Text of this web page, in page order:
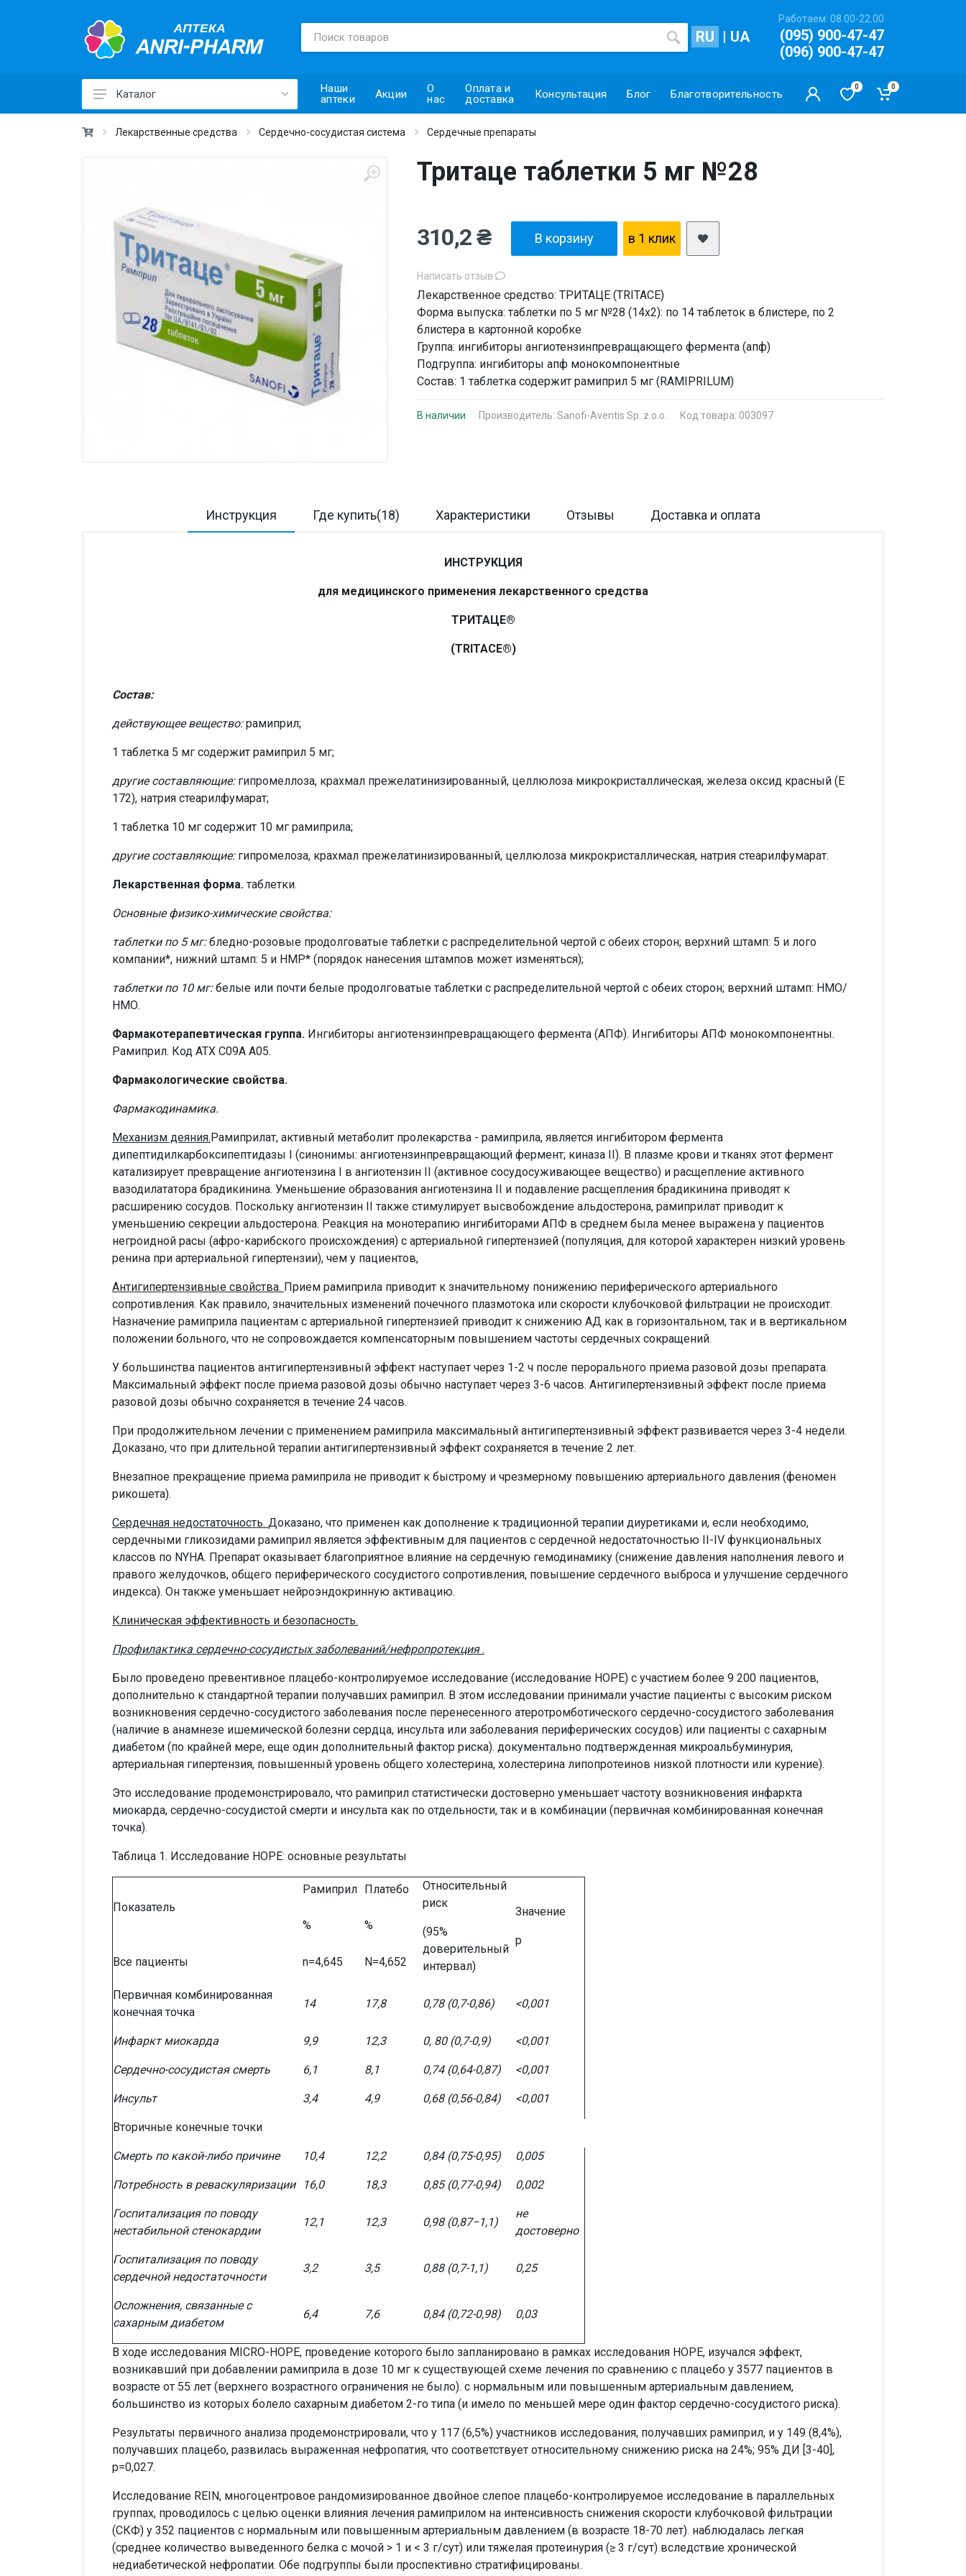
RU | UA
Работаем: 08.00-22.00
(095) 900-47-47
(096) 900-47-47
Каталог
Лекарственные средства ›
Красота и уход ›
Витамины и добавки ›
Ежедневная гигиена ›
Для детей и мам ›
Товары для дома ›
Косметика CODERMA KIDS
Наши
аптеки
Акции
О
нас
Оплата и
доставка
Консультация Блог Благотворительность
0 0
Лекарственные средства Сердечно-сосудистая система Сердечные препараты
Тритаце таблетки 5 мг №28
Написать отзыв
Лекарственное средство: ТРИТАЦЕ (TRITACE)
Форма выпуска: таблетки по 5 мг №28 (14х2): по 14 таблеток в блистере, по 2
блистера в картонной коробке
Группа: ингибиторы ангиотензинпревращающего фермента (апф)
Подгруппа: ингибиторы апф монокомпонентные
Состав: 1 таблетка содержит рамиприл 5 мг (RAMIPRILUM)
В наличии Производитель:Sanofi-Aventis Sp. z o.o. Код товара: 003097
310,2 ₴ В корзину в 1 клик
Инструкция Где купить(18) Характеристики Отзывы Доставка и оплата
ИНСТРУКЦИЯ
для медицинского применения лекарственного средства
ТРИТАЦЕ®
(TRITACE®)
Состав:
действующее вещество:рамиприл;
1 таблетка 5 мг содержит рамиприл 5 мг;
другие составляющие:гипромеллоза, крахмал прежелатинизированный, целлюлоза микрокристаллическая, железа оксид красный (Е
172), натрия стеарилфумарат;
1 таблетка 10 мг содержит 10 мг рамиприла;
другие составляющие:гипромелоза, крахмал прежелатинизированный, целлюлоза микрокристаллическая, натрия стеарилфумарат.
Лекарственная форма. таблетки.
Основные физико-химические свойства:
таблетки по 5 мг:бледно-розовые продолговатые таблетки с распределительной чертой с обеих сторон; верхний штамп: 5 и лого
компании*, нижний штамп: 5 и HMP* (порядок нанесения штампов может изменяться);
таблетки по 10 мг:белые или почти белые продолговатые таблетки с распределительной чертой с обеих сторон; верхний штамп: НМО/
НМО.
Фармакотерапевтическая группа. Ингибиторы ангиотензинпревращающего фермента (АПФ). Ингибиторы АПФ монокомпонентны.
Рамиприл. Код АТХ С09А А05.
Фармакологические свойства.
Фармакодинамика.
Механизм деяния. Рамиприлат, активный метаболит пролекарства - рамиприла, является ингибитором фермента
дипептидилкарбоксипептидазы I (синонимы: ангиотензинпревращающий фермент; киназа II). В плазме крови и тканях этот фермент
катализирует превращение ангиотензина I в ангиотензин II (активное сосудосуживающее вещество) и расщепление активного
вазодилататора брадикинина. Уменьшение образования ангиотензина II и подавление расщепления брадикинина приводят к
расширению сосудов. Поскольку ангиотензин II также стимулирует высвобождение альдостерона, рамиприлат приводит к
уменьшению секреции альдостерона. Реакция на монотерапию ингибиторами АПФ в среднем была менее выражена у пациентов
негроидной расы (афро-карибского происхождения) с артериальной гипертензией (популяция, для которой характерен низкий уровень
ренина при артериальной гипертензии), чем у пациентов,
Антигипертензивные свойства. Прием рамиприла приводит к значительному понижению периферического артериального
сопротивления. Как правило, значительных изменений почечного плазмотока или скорости клубочковой фильтрации не происходит.
Назначение рамиприла пациентам с артериальной гипертензией приводит к снижению АД как в горизонтальном, так и в вертикальном
положении больного, что не сопровождается компенсаторным повышением частоты сердечных сокращений.
У большинства пациентов антигипертензивный эффект наступает через 1-2 ч после перорального приема разовой дозы препарата.
Максимальный эффект после приема разовой дозы обычно наступает через 3-6 часов. Антигипертензивный эффект после приема
разовой дозы обычно сохраняется в течение 24 часов.
При продолжительном лечении с применением рамиприла максимальный антигипертензивный эффект развивается через 3-4 недели.
Доказано, что при длительной терапии антигипертензивный эффект сохраняется в течение 2 лет.
Внезапное прекращение приема рамиприла не приводит к быстрому и чрезмерному повышению артериального давления (феномен
рикошета).
Сердечная недостаточность. Доказано, что применен как дополнение к традиционной терапии диуретиками и, если необходимо,
сердечными гликозидами рамиприл является эффективным для пациентов с сердечной недостаточностью II-IV функциональных
классов по NYHA. Препарат оказывает благоприятное влияние на сердечную гемодинамику (снижение давления наполнения левого и
правого желудочков, общего периферического сосудистого сопротивления, повышение сердечного выброса и улучшение сердечного
индекса). Он также уменьшает нейроэндокринную активацию.
Клиническая эффективность и безопасность.
Профилактика сердечно-сосудистых заболеваний/нефропротекция.
Было проведено превентивное плацебо-контролируемое исследование (исследование HOPE) с участием более 9 200 пациентов,
дополнительно к стандартной терапии получавших рамиприл. В этом исследовании принимали участие пациенты с высоким риском
возникновения сердечно-сосудистого заболевания после перенесенного атеротромботического сердечно-сосудистого заболевания
(наличие в анамнезе ишемической болезни сердца, инсульта или заболевания периферических сосудов) или пациенты с сахарным
диабетом (по крайней мере, еще один дополнительный фактор риска). документально подтвержденная микроальбуминурия,
артериальная гипертензия, повышенный уровень общего холестерина, холестерина липопротеинов низкой плотности или курение).
Это исследование продемонстрировало, что рамиприл статистически достоверно уменьшает частоту возникновения инфаркта
миокарда, сердечно-сосудистой смерти и инсульта как по отдельности, так и в комбинации (первичная комбинированная конечная
точка).
Таблица 1. Исследование HOPE: основные результаты
Показатель
Рамиприл Платебо
Относительный
риск
(95%
доверительный
интервал)
Значение
p
% %
Все пациенты n=4,645 N=4,652
Первичная комбинированная
конечная точка
14 17,8 0,78 (0,7-0,86) <0,001
Инфаркт миокарда 9,9 12,3 0, 80 (0,7-0,9) <0,001
Сердечно-сосудистая смерть 6,1 8,1 0,74 (0,64-0,87) <0,001
Инсульт 3,4 4,9 0,68 (0,56-0,84) <0,001
Вторичные конечные точки
Смерть по какой-либо причине 10,4 12,2 0,84 (0,75-0,95) 0,005
Потребность в реваскуляризации 16,0 18,3 0,85 (0,77-0,94) 0,002
Госпитализация по поводу
нестабильной стенокардии
12,1 12,3 0,98 (0,87−1,1)
не
достоверно
Госпитализация по поводу
сердечной недостаточности
3,2 3,5 0,88 (0,7-1,1) 0,25
Осложнения, связанные с
сахарным диабетом
6,4 7,6 0,84 (0,72-0,98) 0,03
В ходе исследования MICRO-HOPE, проведение которого было запланировано в рамках исследования HOPE, изучался эффект,
возникавший при добавлении рамиприла в дозе 10 мг к существующей схеме лечения по сравнению с плацебо у 3577 пациентов в
возрасте от 55 лет (верхнего возрастного ограничения не было). с нормальным или повышенным артериальным давлением,
большинство из которых болело сахарным диабетом 2-го типа (и имело по меньшей мере один фактор сердечно-сосудистого риска).
Результаты первичного анализа продемонстрировали, что у 117 (6,5%) участников исследования, получавших рамиприл, и у 149 (8,4%),
получавших плацебо, развилась выраженная нефропатия, что соответствует относительному снижению риска на 24%; 95% ДИ [3-40],
p=0,027.
Исследование REIN, многоцентровое рандомизированное двойное слепое плацебо-контролируемое исследование в параллельных
группах, проводилось с целью оценки влияния лечения рамиприлом на интенсивность снижения скорости клубочковой фильтрации
(СКФ) у 352 пациентов с нормальным или повышенным артериальным давлением (в возрасте 18-70 лет). наблюдалась легкая
(среднее количество выведенного белка с мочой > 1 и < 3 г/сут) или тяжелая протеинурия (≥ 3 г/сут) вследствие хронической
недиабетической нефропатии. Обе подгруппы были проспективно стратифицированы.